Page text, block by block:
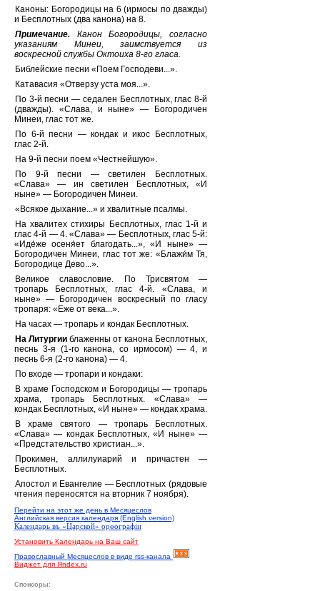
Каноны: Богородицы на 6 (ирмосы по дважды)
и Бесплотных (два канона) на 8.
Примечание. Канон Богородицы, согласно
указаниям Минеи, заимствуется из
воскресной службы Октоиха 8-го гласа.
Библейские песни «Поем Господеви...».
Катавасия «Отверзу уста моя...».
По 3-й песни — седален Бесплотных, глас 8-й
(дважды). «Слава, и ныне» — Богородичен
Минеи, глас тот же.
По 6-й песни — кондак и икос Бесплотных,
глас 2-й.
На 9-й песни поем «Честнейшую».
По 9-й песни — светилен Бесплотных.
«Слава» — ин светилен Бесплотных, «И
ныне» — Богородичен Минеи.
«Всякое дыхание...» и хвалитные псалмы.
На хвалитех стихиры Бесплотных, глас 1-й и
глас 4-й — 4. «Слава» — Бесплотных, глас 5-й:
«Иде́же осеня́ет благодать...», «И ныне» —
Богородичен Минеи, глас тот же: «Блажи́м Тя,
Богородице Дево...».
Великое славословие. По Трисвятом —
тропарь Бесплотных, глас 4-й. «Слава, и
ныне» — Богородичен воскресный по гласу
тропаря: «Еже от века...».
На часах — тропарь и кондак Бесплотных.
На Литургии блаженны от канона Бесплотных,
песнь 3-я (1-го канона, со ирмосом) — 4, и
песнь 6-я (2-го канона) — 4.
По входе — тропари и кондаки:
В храме Господском и Богородицы — тропарь
храма, тропарь Бесплотных. «Слава» —
кондак Бесплотных, «И ныне» — кондак храма.
В храме святого — тропарь Бесплотных.
«Слава» — кондак Бесплотных, «И ныне» —
«Предстательство христиан...».
Прокимен, аллилуиарий и причастен —
Бесплотных.
Апостол и Евангелие — Бесплотных (рядовые
чтения переносятся на вторник 7 ноября).
Перейти на этот же день в Месяцеслов
Английская версия календаря (English version)
Календарь въ «Царской» орѳографiи
Установить Календарь на Ваш сайт
Православный Месяцеслов в виде rss-канала
Виджет для Яndex.ru
Спонсоры: